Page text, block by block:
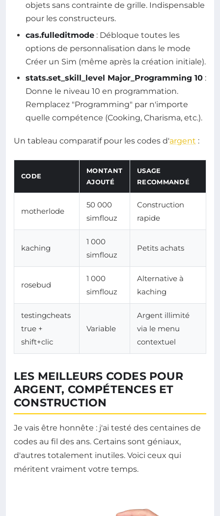
objets sans contrainte de grille. Indispensable
pour les constructeurs.
cas.fulleditmode : Débloque toutes les
options de personnalisation dans le mode
Créer un Sim (même après la création initiale).
stats.set_skill_level Major_Programming 10 :
Donne le niveau 10 en programmation.
Remplacez "Programming" par n'importe
quelle compétence (Cooking, Charisma, etc.).
Un tableau comparatif pour les codes d'argent :
CODE
MONTANT
AJOUTÉ
USAGE
RECOMMANDÉ
motherlode
50 000
simflouz
Construction
rapide
kaching
1 000
simflouz
Petits achats
rosebud
1 000
simflouz
Alternative à
kaching
testingcheats
true +
shift+clic
Variable
Argent illimité
via le menu
contextuel
LES MEILLEURS CODES POUR
ARGENT, COMPÉTENCES ET
CONSTRUCTION
Je vais être honnête : j'ai testé des centaines de
codes au fil des ans. Certains sont géniaux,
d'autres totalement inutiles. Voici ceux qui
méritent vraiment votre temps.